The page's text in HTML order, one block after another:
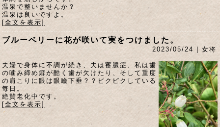
温泉で整いませんか？
温泉は良いですよ。
[全文を表示]
ブルーベリーに花が咲いて実をつけました。
2023/05/24 | 女将
夫婦で身体に不調が続き、夫は蓄膿症、私は歯
の噛み締め癖が酷く歯が欠けたり、そして重度
の肩こりに眼は眼瞼下垂？？ピクピクしている
毎日。
絶賛老化中です。
[全文を表示]